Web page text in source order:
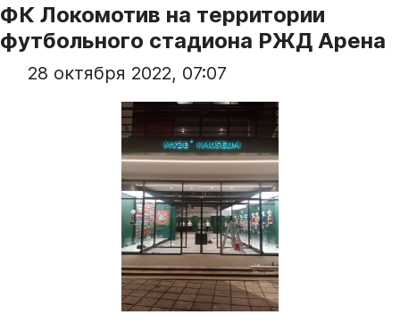
ФК Локомотив на территории
футбольного стадиона РЖД Арена
28 октября 2022, 07:07